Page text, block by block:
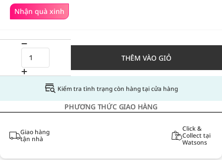
Nhận quà xinh
THÊM VÀO GIỎ
Kiểm tra tình trạng còn hàng tại cửa hàng
PHƯƠNG THỨC GIAO HÀNG
Giao hàng
tận nhà
Click &
Collect tại
Watsons